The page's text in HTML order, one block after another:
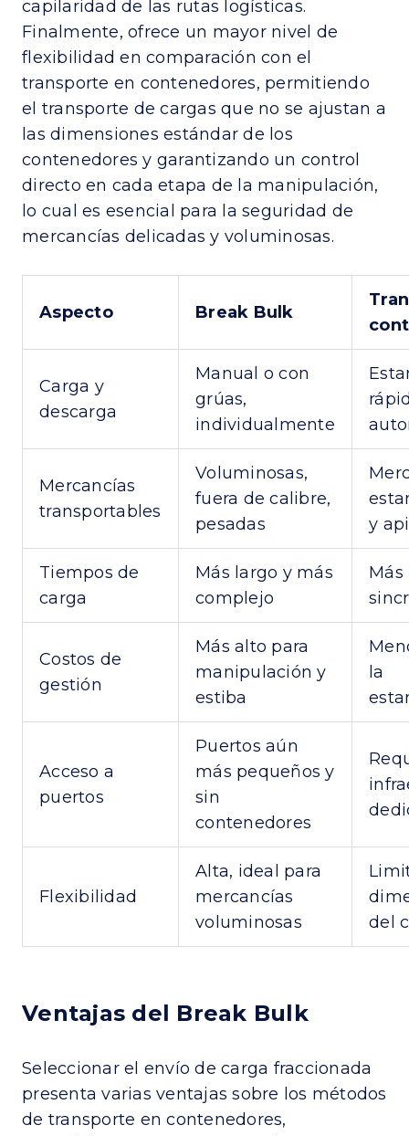
capilaridad de las rutas logísticas.
Finalmente, ofrece un mayor nivel de
flexibilidad en comparación con el
transporte en contenedores, permitiendo
el transporte de cargas que no se ajustan a
las dimensiones estándar de los
contenedores y garantizando un control
directo en cada etapa de la manipulación,
lo cual es esencial para la seguridad de
mercancías delicadas y voluminosas.
Aspecto Break Bulk
Carga y
descarga
Manual o con
grúas,
individualmente
Mercancías
transportables
Voluminosas,
fuera de calibre,
pesadas
y
Tiempos de
carga
Más largo y más
complejo
Más
Costos de
gestión
Más alto para
manipulación y
estiba
la
Acceso a
puertos
Puertos aún
más pequeños y
sin
contenedores
Flexibilidad
Alta, ideal para
mercancías
voluminosas
del
Ventajas del Break Bulk
Seleccionar el envío de carga fraccionada
presenta varias ventajas sobre los métodos
de transporte en contenedores,